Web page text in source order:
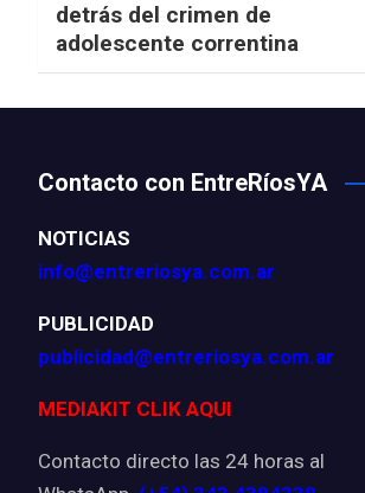
detrás del crimen de
adolescente correntina
Contacto con EntreRíosYA
NOTICIAS
info@entreriosya.com.ar
PUBLICIDAD
publicidad@entreriosya.com.ar
MEDIAKIT CLIK AQUI
Contacto directo las 24 horas al